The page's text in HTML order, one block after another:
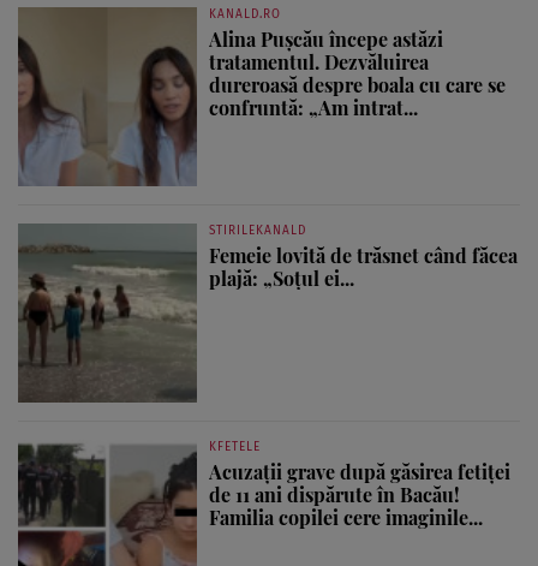
KANALD.RO
Alina Pușcău începe astăzi
tratamentul. Dezvăluirea
dureroasă despre boala cu care se
confruntă: „Am intrat...
STIRILEKANALD
Femeie lovită de trăsnet când făcea
plajă: „Soțul ei...
KFETELE
Acuzații grave după găsirea fetiței
de 11 ani dispărute în Bacău!
Familia copilei cere imaginile...